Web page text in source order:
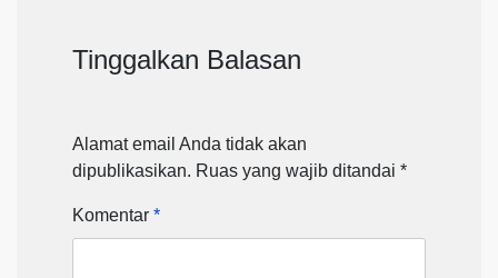
Tinggalkan Balasan
Alamat email Anda tidak akan
dipublikasikan. Ruas yang wajib ditandai *
Komentar *